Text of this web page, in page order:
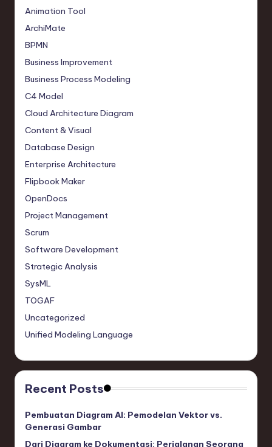
Animation Tool
ArchiMate
BPMN
Business Improvement
Business Process Modeling
C4 Model
Cloud Architecture Diagram
Content & Visual
Database Design
Enterprise Architecture
Flipbook Maker
OpenDocs
Project Management
Scrum
Software Development
Strategic Analysis
SysML
TOGAF
Uncategorized
Unified Modeling Language
Recent Posts
Pembuatan Diagram AI: Pemodelan Vektor vs.
Generasi Gambar
Dari Diagram ke Dokumentasi: Perjalanan Seorang